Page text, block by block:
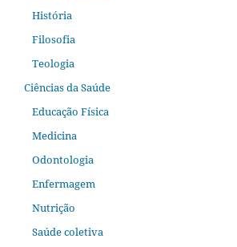
História
Filosofia
Teologia
Ciências da Saúde
Educação Física
Medicina
Odontologia
Enfermagem
Nutrição
Saúde coletiva